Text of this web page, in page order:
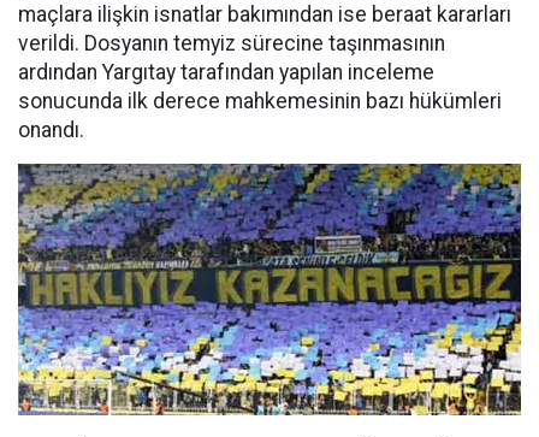
maçlara ilişkin isnatlar bakımından ise beraat kararları
verildi. Dosyanın temyiz sürecine taşınmasının
ardından Yargıtay tarafından yapılan inceleme
sonucunda ilk derece mahkemesinin bazı hükümleri
onandı.